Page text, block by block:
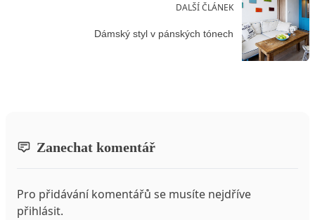
DALŠÍ ČLÁNEK
Dámský styl v pánských tónech
Zanechat komentář
Pro přidávání komentářů se musíte nejdříve
přihlásit.